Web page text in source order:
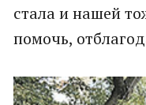
стала и нашей
помочь,